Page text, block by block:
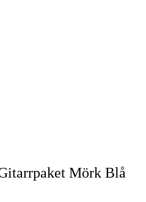
Mörk Blå